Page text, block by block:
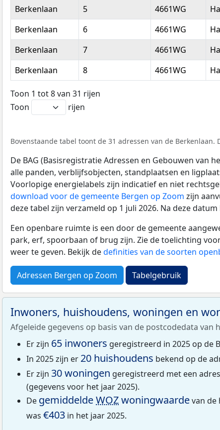
Berkenlaan
5 4661WG
Berkenlaan
6 4661WG
Berkenlaan
7 4661WG
Berkenlaan
8 4661WG
Toon 1 tot 8 van 31 rijen
Toon
rijen
Bovenstaande tabel toont de 31 adressen van de
De BAG (Basisregistratie Adressen en Gebouwen van
alle panden, verblijfsobjecten, standplaatsen en
Voorlopige energielabels zijn indicatief en niet
download voor de gemeente Bergen op Zoom zijn
deze tabel zijn verzameld op 1 juli 2026. Na deze
Een openbare ruimte is een door de gemeente
park, erf, spoorbaan of brug zijn. Zie de toelichting
weer te geven. Bekijk dedefinities van de soorten
Adressen Bergen op Zoom Tabelgebruik
Inwoners, huishoudens, woningen en
Afgeleide gegevens op basis van de postcodedata van
Er zijn 65 inwoners geregistreerd in 2025 op de
In 2025 zijn er 20 huishoudens bekend op de
Er zijn 30 woningen geregistreerd met een
(gegevens voor het jaar 2025).
De gemiddeldeWOZwoningwaardevan de
was €403 in het jaar 2025.